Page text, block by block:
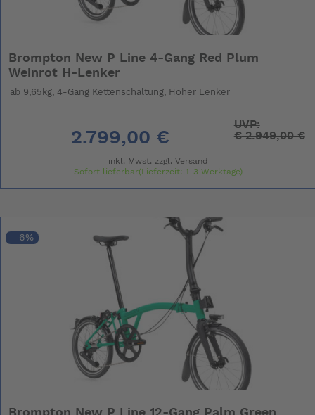
Brompton New P Line 4-Gang Red Plum
Weinrot H-Lenker
ab 9,65kg, 4-Gang Kettenschaltung, Hoher Lenker
2.799,00 €
UVP:
€2.949,00 €
inkl. Mwst. zzgl. Versand
Sofort lieferbar(Lieferzeit: 1-3 Werktage)
- 6%